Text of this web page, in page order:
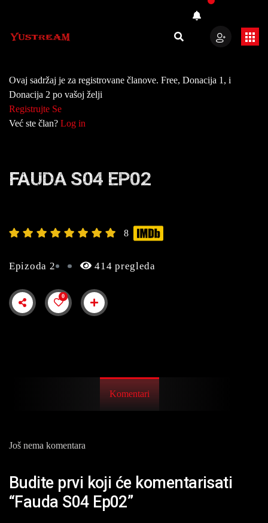
Ovaj sadržaj je za registrovane članove. Free, Donacija 1, i
Donacija 2 po vašoj želji
Registrujte Se
Već ste član? Log in
FAUDA S04 EP02
8
Epizoda 2 414 pregleda
0
Komentari
Još nema komentara
Budite prvi koji će komentarisati
“Fauda S04 Ep02”